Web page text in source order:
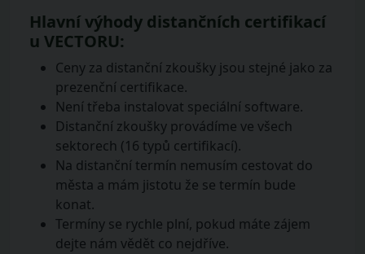
Hlavní výhody distančních certifikací
u VECTORU:
Ceny za distanční zkoušky jsou stejné jako za
prezenční certifikace.
Není třeba instalovat speciální software.
Distanční zkoušky provádíme ve všech
sektorech (16 typů certifikací).
Na distanční termín nemusím cestovat do
města a mám jistotu že se termín bude
konat.
Termíny se rychle plní, pokud máte zájem
dejte nám vědět co nejdříve.